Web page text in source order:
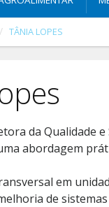
TÂNIA LOPES
da Qualidade
abordagem
em
de